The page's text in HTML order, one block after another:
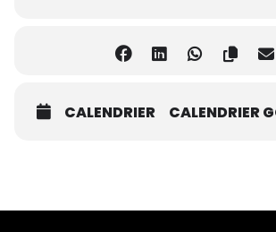
CALENDRIER CALENDRIER